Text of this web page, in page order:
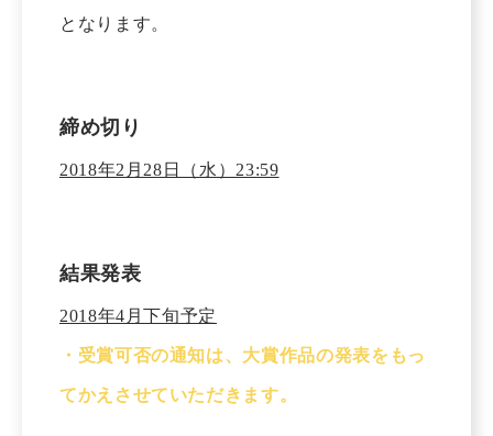
となります。
締め切り
2018年2月28日（水）23:59
結果発表
2018年4月下旬予定
・受賞可否の通知は、大賞作品の発表をもっ
てかえさせていただきます。